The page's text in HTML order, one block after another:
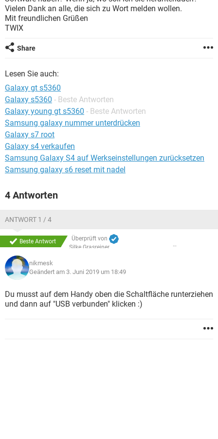
Vielen Dank an alle, die sich zu Wort melden wollen.
Mit freundlichen Grüßen
TWIX
Share
Lesen Sie auch:
Galaxy gt s5360
Galaxy s5360 - Beste Antworten
Galaxy young gt s5360 - Beste Antworten
Samsung galaxy nummer unterdrücken
Galaxy s7 root
Galaxy s4 verkaufen
Samsung Galaxy S4 auf Werkseinstellungen zurücksetzen
Samsung galaxy s6 reset mit nadel
4 Antworten
ANTWORT 1 / 4
Beste Antwort
Überprüft von
Silke Grasreiner
nikmesk
Geändert am 3. Juni 2019 um 18:49
Du musst auf dem Handy oben die Schaltfläche runterziehen
und dann auf "USB verbunden" klicken :)